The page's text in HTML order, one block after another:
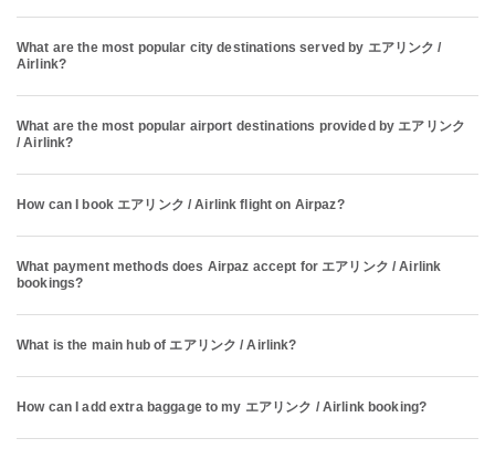
What are the most popular city destinations served by エアリンク /
Airlink?
What are the most popular airport destinations provided by エアリンク
/ Airlink?
How can I book エアリンク / Airlink flight on Airpaz?
What payment methods does Airpaz accept for エアリンク / Airlink
bookings?
What is the main hub of エアリンク / Airlink?
How can I add extra baggage to my エアリンク / Airlink booking?